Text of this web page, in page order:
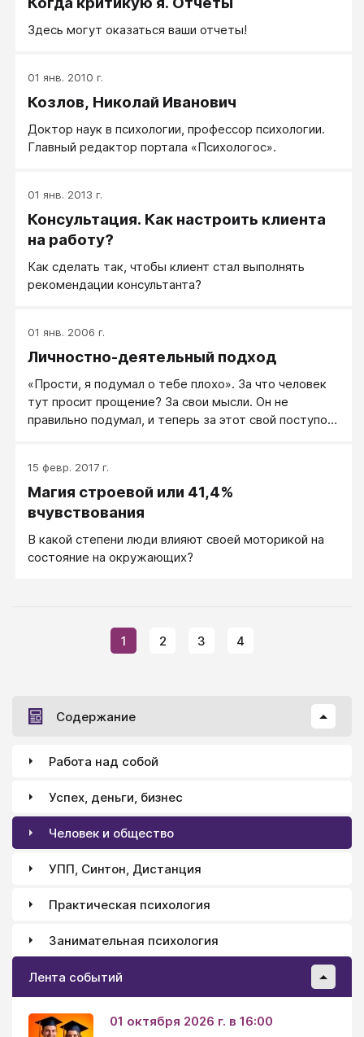
Здесь могут оказаться ваши отчеты!
01 янв. 2010 г.
Козлов, Николай Иванович
Доктор наук в психологии, профессор психологии.
Главный редактор портала «Психологос».
01 янв. 2013 г.
Консультация. Как настроить клиента
на работу?
Как сделать так, чтобы клиент стал выполнять
рекомендации консультанта?
01 янв. 2006 г.
Личностно-деятельный подход
«Прости, я подумал о тебе плохо». За что человек
тут просит прощение? За свои мысли. Он не
правильно подумал, и теперь за этот свой поступок
15 февр. 2017 г.
Магия строевой или 41,4%
вчувствования
В какой степени люди влияют своей моторикой на
состояние на окружающих?
1 2 3 4
Содержание
Работа над собой
Успех, деньги, бизнес
Человек и общество
УПП, Синтон, Дистанция
Практическая психология
Занимательная психология
Лента событий
01 октября 2026 г. в 16:00